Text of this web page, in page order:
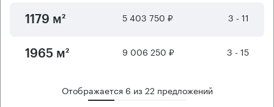
1179 м² 5 403 750 ₽ 3 - 11
1965 м² 9 006 250 ₽ 3 - 15
Отображается 6 из22 предложений